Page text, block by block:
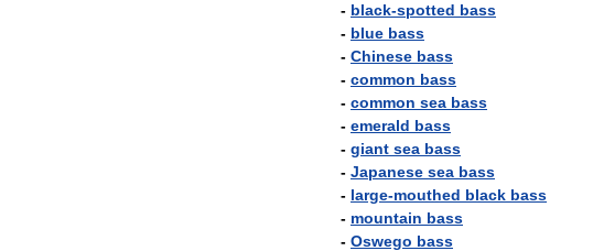
- black-spotted bass
- blue bass
- Chinese bass
- common bass
- common sea bass
- emerald bass
- giant sea bass
- Japanese sea bass
- large-mouthed black bass
- mountain bass
- Oswego bass